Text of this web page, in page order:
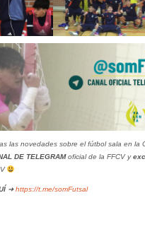
las novedades sobre el fútbol sala en la
DE TELEGRAMoficial de la FFCV y
➜https://t.me/somFutsal